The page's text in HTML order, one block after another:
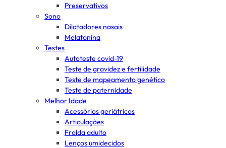
Preservativos
Sono
Dilatadores nasais
Melatonina
Testes
Autoteste covid-19
Teste de gravidez e fertilidade
Teste de mapeamento genético
Teste de paternidade
Melhor Idade
Acessórios geriátricos
Articulações
Fralda adulto
Lenços umidecidos